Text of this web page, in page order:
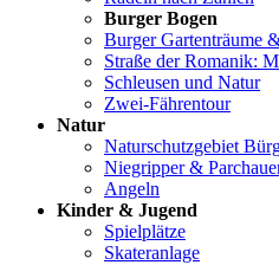
Burger Bogen
Burger Gartenträume
Straße der Romanik:
Schleusen und Natur
Zwei-Fährentour
Natur
Naturschutzgebiet
Niegripper &
Angeln
Kinder & Jugend
Spielplätze
Skateranlage